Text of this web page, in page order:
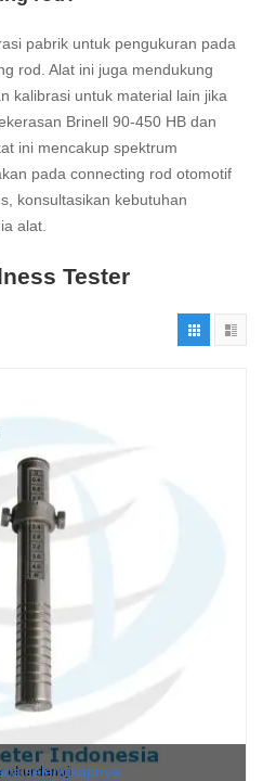
pabrik untuk pengukuran pada
rod. Alat ini juga mendukung
kalibrasi untuk material lain jika
Brinell 90-450 HB dan
ini mencakup spektrum
pada connecting rod otomotif
konsultasikan kebutuhan
alat.
Tester
selengkapnya